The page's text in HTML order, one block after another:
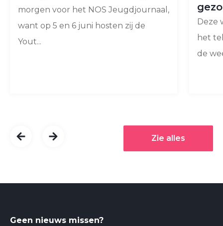
morgen voor het NOS Jeugdjournaal,
want op 5 en 6 juni hosten zij de
Yout...
Deze
het
de
Zie alles
Geen nieuws missen?